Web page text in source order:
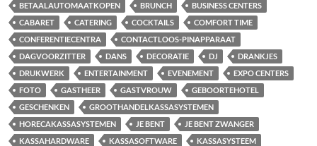
BETAALAUTOMAATKOPEN
BRUNCH
BUSINESS CENTERS
CABARET
CATERING COCKTAILS
COMFORT TIME
CONFERENTIECENTRA
CONTACTLOOS-PINAPPARAAT
DAGVOORZITTER
DANS DECORATIE DJ
DRANKJES
DRUKWERK
ENTERTAINMENT EVENEMENT
EXPO CENTERS
FOTO
GASTHEER GASTVROUW
GEBOORTEHOTEL
GESCHENKEN
GROOTHANDELKASSASYSTEMEN
HORECAKASSASYSTEMEN
JE BENT
JE BENT ZWANGER
KASSAHARDWARE
KASSASOFTWARE
KASSASYSTEEM